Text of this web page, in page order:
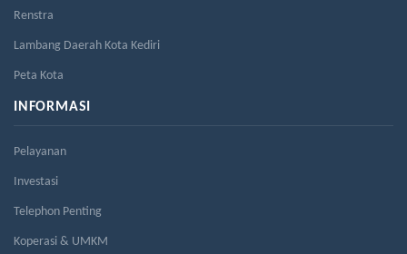
Renstra
Lambang Daerah Kota Kediri
Peta Kota
INFORMASI
Pelayanan
Investasi
Telephon Penting
Koperasi & UMKM